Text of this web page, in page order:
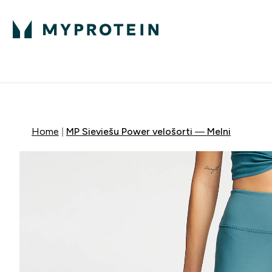
Home MP Sieviešu Power velošorti — Melni